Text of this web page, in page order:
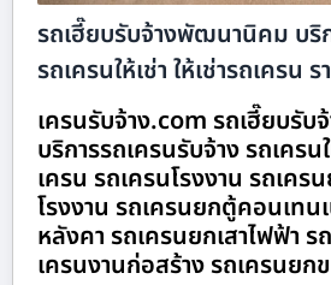
รถเฮี๊ยบรับจ้างพัฒนานิคม บริ
รถเครนให้เช่า ให้เช่ารถเครน
เครนรับจ้าง.com รถเฮี๊ยบรั
บริการรถเครนรับจ้าง รถเครนใ
เครน รถเครนโรงงาน รถเคร
โรงงาน รถเครนยกตู้คอนเทน
หลังคา รถเครนยกเสาไฟฟ้า
เครนงานก่อสร้าง รถเครนยก